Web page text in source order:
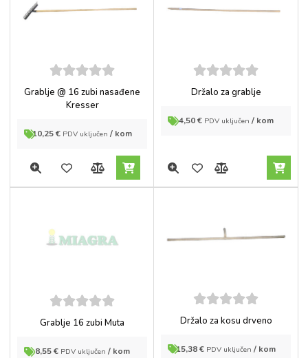
5 out of
Grablje @ 16 zubi nasađene
Kresser
10,25€ PDV uključen / kom
5out of
Držalo za grablje
4,50€ PDV uključen / kom
5out of
Grablje 16 zubi Muta
8,55€ PDV uključen / kom
5out of
5
Držalo za kosu drveno
15,38€ PDV uključen / kom